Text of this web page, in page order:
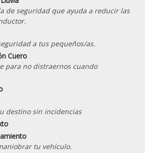
de seguridad que ayuda a reducir las
a tus pequeños/as.
Cuero
para no distraernos cuando
destino sin incidencias
tu vehículo.